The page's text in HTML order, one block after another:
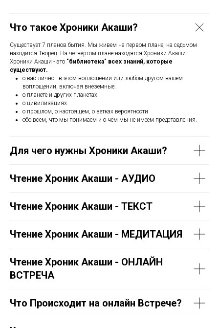
Что такое Хроники Акаши?
Существует 7 планов бытия. Мы живем на первом плане, на седьмом
находится Творец. На четвертом плане находятся Хроники Акаши.
Хроники Акаши - это "библиотека" всех знаний, которые
существуют.
о вас лично - в этом воплощении или любом другом вашем
воплощении, включая внеземные.
о планете и других планетах
о цивилизациях
о прошлом, о настоящем, о ветках вероятности
обо всем, что мы понимаем и о чем мы не имеем представления.
Для чего нужны Хроники Акаши?
Чтение Хроник Акаши - АУДИО
Чтение Хроник Акаши - ТЕКСТ
Чтение Хроник Акаши - МЕДИТАЦИЯ
Чтение Хроник Акаши - ОНЛАЙН
ВСТРЕЧА
Что Происходит на онлайн Встрече?